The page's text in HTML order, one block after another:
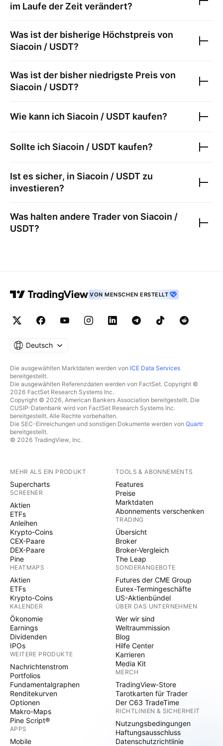
im Laufe der Zeit verändert?
Was ist der bisherige Höchstpreis von
Siacoin / USDT?
Was ist der bisher niedrigste Preis von
Siacoin / USDT?
Wie kann ich Siacoin / USDT kaufen?
Sollte ich Siacoin / USDT kaufen?
Ist es sicher, in Siacoin / USDT zu
investieren?
Was halten andere Trader von Siacoin /
USDT?
VON MENSCHEN ERSTELLT
Deutsch
Die ausgewählten Marktdaten werden von ICE Data Services
bereitgestellt.
Die ausgewählten Referenzdaten werden von FactSet. Copyright ©
2026 FactSet Research Systems Inc.
Copyright © 2026, American Bankers Association bereitgestellt. Die
CUSIP-Datenbank wird von FactSet Research Systems Inc.
bereitgestellt. Alle Rechte vorbehalten.
Die SEC-Einreichungen und sonstigen Dokumente werden von Quartr
bereitgestellt.
© 2026 TradingView, Inc.
MEHR ALS EIN PRODUKT
Supercharts
SCREENER
Aktien
ETFs
Anleihen
Krypto-Coins
CEX-Paare
DEX-Paare
Pine
HEATMAPS
Aktien
ETFs
Krypto-Coins
KALENDER
Ökonomie
Earnings
Dividenden
IPOs
WEITERE PRODUKTE
Nachrichtenstrom
Portfolios
Fundamentalgraphen
Renditekurven
Optionen
Makro-Maps
Pine Script®
APPS
Mobile
TOOLS & ABONNEMENTS
Features
Preise
Marktdaten
Abonnements verschenken
TRADING
Übersicht
Broker
Broker-Vergleich
The Leap
SONDERANGEBOTE
Futures der CME Group
Eurex-Termingeschäfte
US-Aktienbündel
ÜBER DAS UNTERNEHMEN
Wer wir sind
Weltraummission
Blog
Hilfe Center
Karrieren
Media Kit
MERCH
TradingView-Store
Tarotkarten für Trader
Der C63 TradeTime
RICHTLINIEN & SICHERHEIT
Nutzungsbedingungen
Haftungsausschluss
Datenschutzrichtlinie